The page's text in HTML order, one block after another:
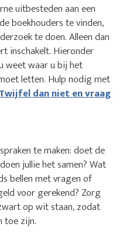
uitbesteden aan een
boekhouders te vinden,
te doen. Alleen dan
inschakelt. Hieronder
weet waar u bij het
letten. Hulp nodig met
dan niet en vraag
te maken: doet de
jullie het samen? Wat
bellen met vragen of
voor gerekend? Zorg
op wit staan, zodat
toe zijn.